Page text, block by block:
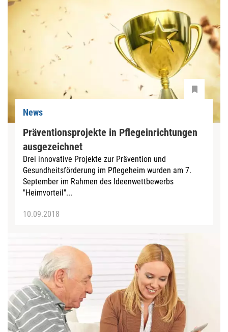
News
Präventionsprojekte in Pflegeinrichtungen
ausgezeichnet
Drei innovative Projekte zur Prävention und
Gesundheitsförderung im Pflegeheim wurden am 7.
September im Rahmen des Ideenwettbewerbs
"Heimvorteil"...
10.09.2018